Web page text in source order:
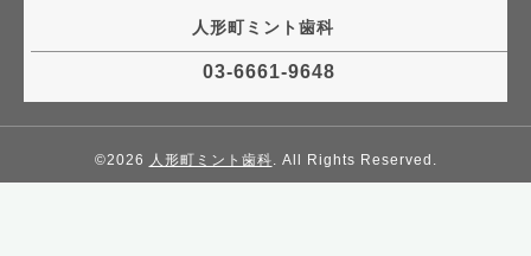
人形町ミント歯科
03-6661-9648
©2026 人形町ミント歯科 . All Rights Reserved.